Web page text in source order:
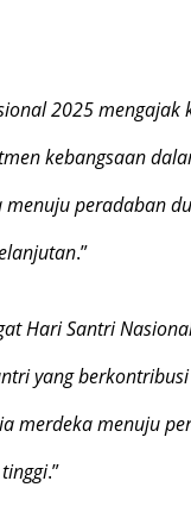
2025 mengajak
kebangsaan
menuju peradaban
.”
Hari Santri
yang
merdeka menuju
.”